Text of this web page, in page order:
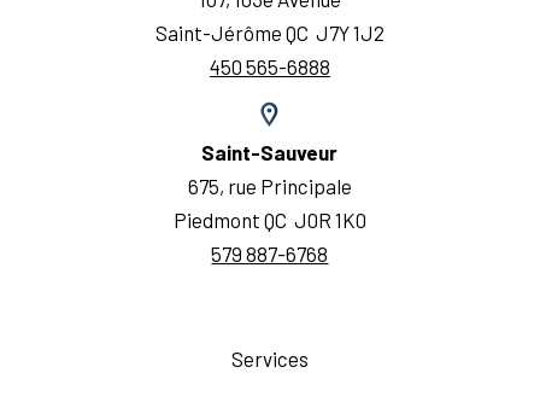
Saint-Jérôme QC J7Y 1J2
450 565-6888
Saint-Sauveur
675, rue Principale
Piedmont QC J0R 1K0
579 887-6768
Services